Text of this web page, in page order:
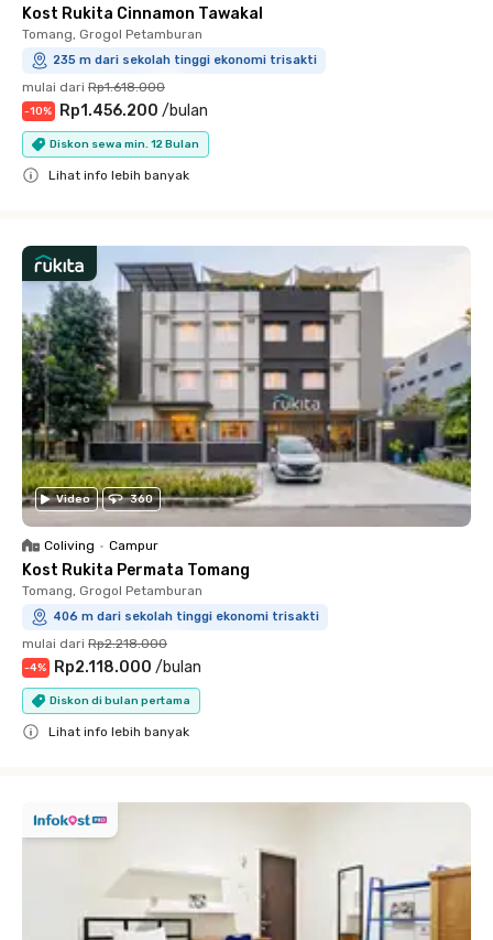
Kost Rukita Cinnamon Tawakal
Tomang, Grogol Petamburan
235 m dari sekolah tinggi ekonomi trisakti
mulai dari Rp1.618.000
-10% Rp1.456.200 /bulan
Diskon sewa min. 12 Bulan
Lihat info lebih banyak
Video 360
Coliving • Campur
Kost Rukita Permata Tomang
Tomang, Grogol Petamburan
406 m dari sekolah tinggi ekonomi trisakti
mulai dari Rp2.218.000
-4% Rp2.118.000 /bulan
Diskon di bulan pertama
Lihat info lebih banyak